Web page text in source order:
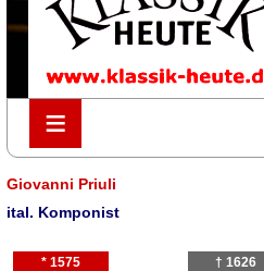
≡
≡
Giovanni Priuli
ital. Komponist
* 1575 † 1626